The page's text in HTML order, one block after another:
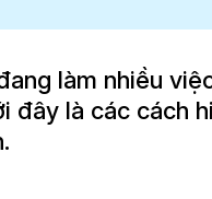
làm nhiều
đây là các cách